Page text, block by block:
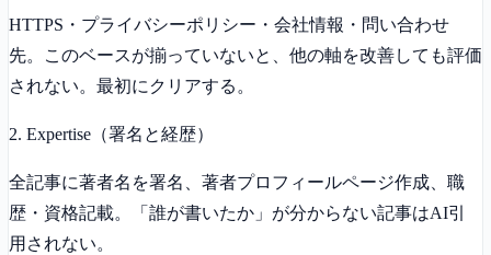
HTTPS・プライバシーポリシー・会社情報・問い合わせ
先。このベースが揃っていないと、他の軸を改善しても評価
されない。最初にクリアする。
2. Expertise（署名と経歴）
全記事に著者名を署名、著者プロフィールページ作成、職
歴・資格記載。「誰が書いたか」が分からない記事はAI引
用されない。